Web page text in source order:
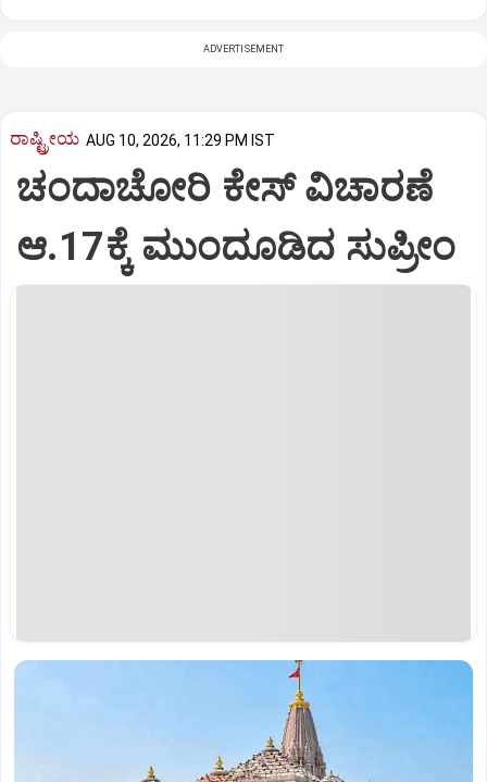
ADVERTISEMENT
ರಾಷ್ಟ್ರೀಯ AUG 10, 2026, 11:29 PM IST
ಚಂದಾಚೋರಿ ಕೇಸ್‌ ವಿಚಾರಣೆ
ಆ.17ಕ್ಕೆ ಮುಂದೂಡಿದ ಸುಪ್ರೀಂ